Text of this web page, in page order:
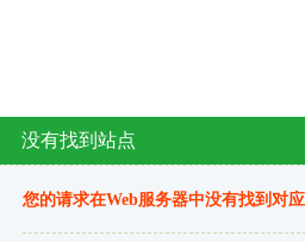
没有找到站点
您的请求在Web服务器中没有找到对